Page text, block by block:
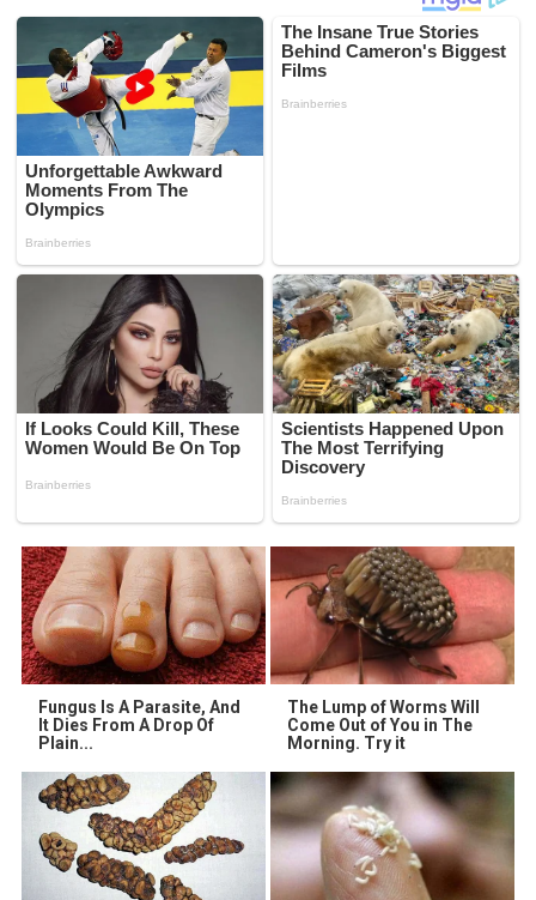
Fungus Is A Parasite, And
It Dies From A Drop Of
Plain...
The Lump of Worms Will
Come Out of You in The
Morning. Try it